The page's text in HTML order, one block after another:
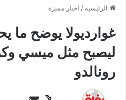
الرئيسية / اخبار مميزة
غوارديولا يوضح ما
ليصبح مثل ميسي
رونالدو